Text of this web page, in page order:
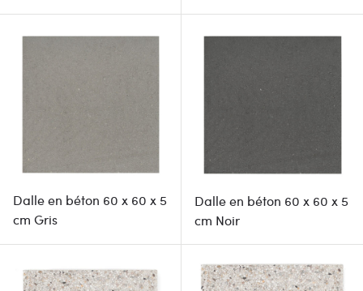
Dalle en béton 60 x 60 x 5
cm Gris
Dalle en béton 60 x 60 x 5
cm Noir